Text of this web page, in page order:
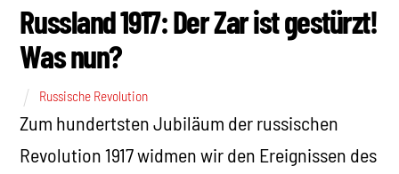
Russland 1917: Der Zar ist gestürzt!
Was nun?
Russische Revolution
Zum hundertsten Jubiläum der russischen
Revolution 1917 widmen wir den Ereignissen des